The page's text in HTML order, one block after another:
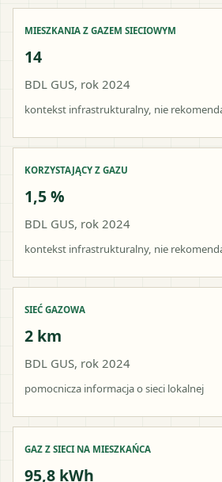
MIESZKANIA Z GAZEM SIECIOWYM
14
BDL GUS, rok 2024
kontekst infrastrukturalny, nie
KORZYSTAJĄCY Z GAZU
1,5 %
BDL GUS, rok 2024
kontekst infrastrukturalny, nie
SIEĆ GAZOWA
2 km
BDL GUS, rok 2024
pomocnicza informacja o sieci lokalnej
GAZ Z SIECI NA MIESZKAŃCA
95,8 kWh